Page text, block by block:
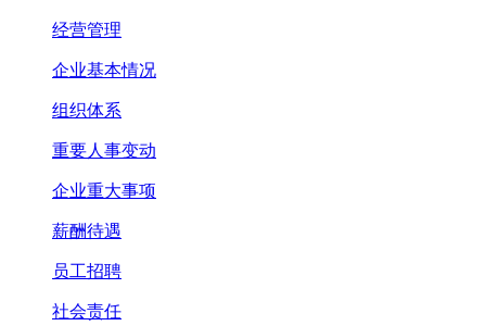
经营管理
企业基本情况
组织体系
重要人事变动
企业重大事项
薪酬待遇
员工招聘
社会责任